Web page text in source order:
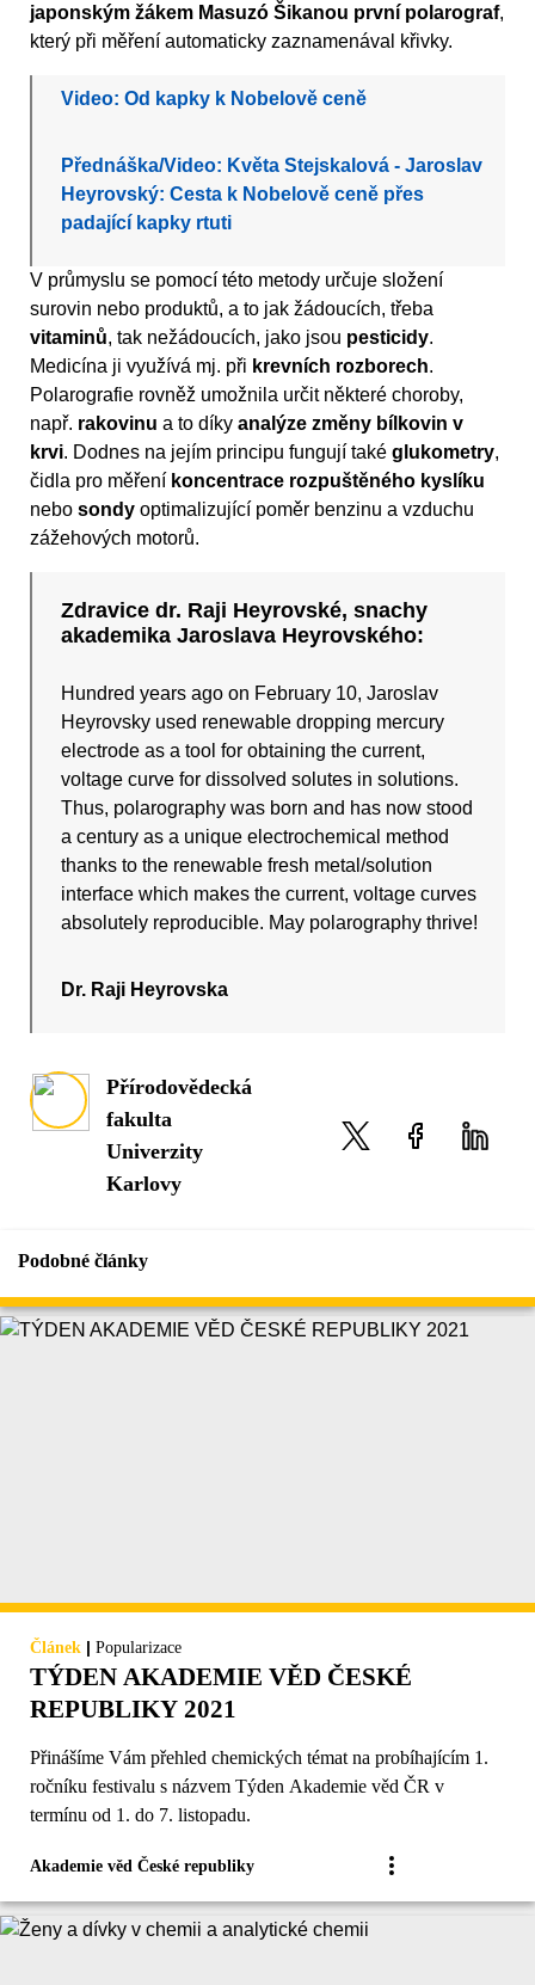
japonským žákem Masuzó Šikanou první polarograf,
který při měření automaticky zaznamenával křivky.
Video: Od kapky k Nobelově ceně
Přednáška/Video: Květa Stejskalová - Jaroslav
Heyrovský: Cesta k Nobelově ceně přes
padající kapky rtuti
V průmyslu se pomocí této metody určuje složení
surovin nebo produktů, a to jak žádoucích, třeba
vitaminů, tak nežádoucích, jako jsou pesticidy.
Medicína ji využívá mj. při krevních rozborech.
Polarografie rovněž umožnila určit některé choroby,
např. rakovinu a to díky analýze změny bílkovin v
krvi. Dodnes na jejím principu fungují také glukometry,
čidla pro měření koncentrace rozpuštěného kyslíku
nebo sondy optimalizující poměr benzinu a vzduchu
zážehových motorů.
Zdravice dr. Raji Heyrovské, snachy
akademika Jaroslava Heyrovského:
Hundred years ago on February 10, Jaroslav
Heyrovsky used renewable dropping mercury
electrode as a tool for obtaining the current,
voltage curve for dissolved solutes in solutions.
Thus, polarography was born and has now stood
a century as a unique electrochemical method
thanks to the renewable fresh metal/solution
interface which makes the current, voltage curves
absolutely reproducible. May polarography thrive!
Dr. Raji Heyrovska
Přírodovědecká
fakulta
Univerzity
Karlovy
Podobné články
Článek | Popularizace
TÝDEN AKADEMIE VĚD ČESKÉ
REPUBLIKY 2021
Přinášíme Vám přehled chemických témat na probíhajícím 1.
ročníku festivalu s názvem Týden Akademie věd ČR v
termínu od 1. do 7. listopadu.
Akademie věd České republiky